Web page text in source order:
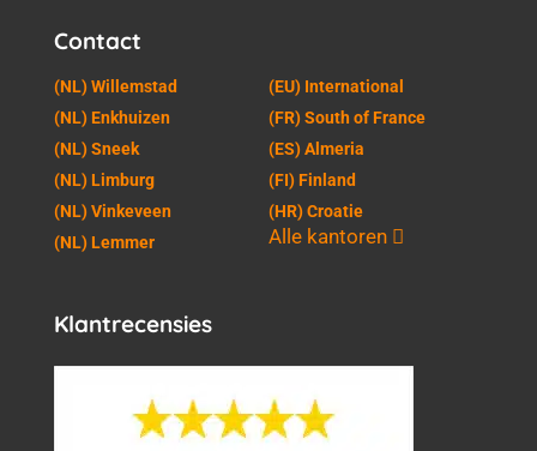
Contact
(NL) Willemstad
(NL) Enkhuizen
(NL) Sneek
(NL) Limburg
(NL) Vinkeveen
(NL) Lemmer
(EU) International
(FR) South of France
(ES) Almeria
(FI) Finland
(HR) Croatie
Alle kantoren
Klantrecensies